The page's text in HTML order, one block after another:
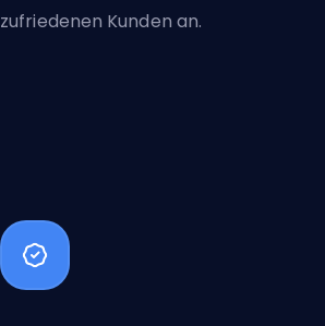
zufriedenen Kunden an.